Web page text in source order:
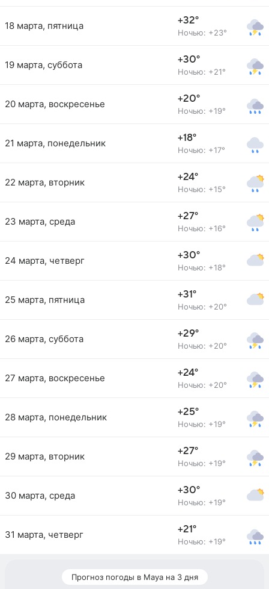
18 марта, пятница +32°
Ночью: +23°
19 марта, суббота +30°
Ночью: +21°
20 марта, воскресенье +20°
Ночью: +19°
21 марта, понедельник +18°
Ночью: +17°
22 марта, вторник +24°
Ночью: +15°
23 марта, среда +27°
Ночью: +16°
24 марта, четверг +30°
Ночью: +18°
25 марта, пятница +31°
Ночью: +20°
26 марта, суббота +29°
Ночью: +20°
27 марта, воскресенье +24°
Ночью: +20°
28 марта, понедельник +25°
Ночью: +19°
29 марта, вторник +27°
Ночью: +19°
30 марта, среда +30°
Ночью: +19°
31 марта, четверг +21°
Ночью: +19°
Прогноз погоды в Мауа на 3 дня